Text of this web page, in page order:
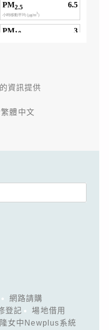
資訊提供
體中文
網路請購
登記
場地借用
女中Newplus系統